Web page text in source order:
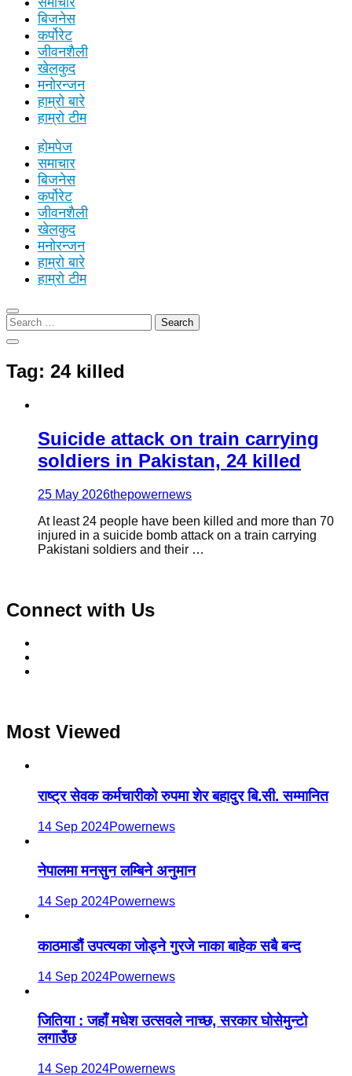
बिजनेस
कर्पोरेट
जीवनशैली
खेलकुद
मनोरन्जन
हाम्रो बारे
हाम्रो टीम
होमपेज
समाचार
बिजनेस
कर्पोरेट
जीवनशैली
खेलकुद
मनोरन्जन
हाम्रो बारे
हाम्रो टीम
Search
for:
Tag: 24 killed
Suicide attack on train carrying
soldiers in Pakistan, 24 killed
25 May 2026thepowernews
At least 24 people have been killed and more than 70
injured in a suicide bomb attack on a train carrying
Pakistani soldiers and their …
Connect with Us
Most Viewed
राष्ट्र सेवक कर्मचारीको रुपमा शेर बहादुर बि.सी. सम्मानित
14 Sep 2024Powernews
नेपालमा मनसुन लम्बिने अनुमान
14 Sep 2024Powernews
काठमाडौं उपत्यका जोड्ने गुरजे नाका बाहेक सबै बन्द
14 Sep 2024Powernews
जितिया : जहाँ मधेश उत्सवले नाच्छ, सरकार घोसेमुन्टो
लगाउँछ
14 Sep 2024Powernews